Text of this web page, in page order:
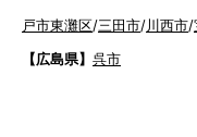
戸市東灘区/三田市/川西市/
【広島県】 呉市